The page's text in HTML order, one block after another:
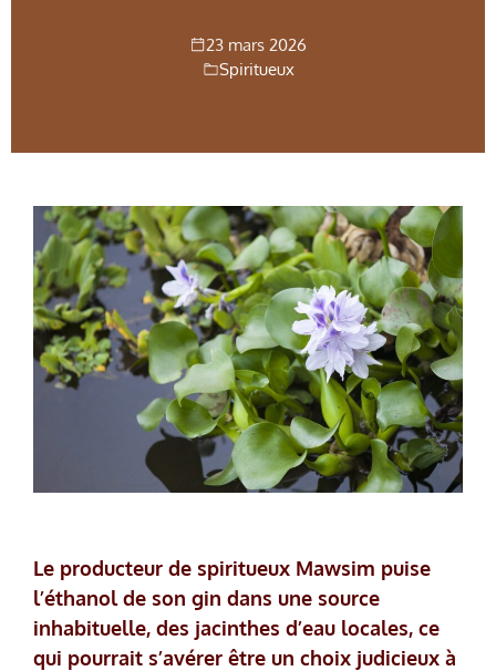
23 mars 2026
Spiritueux
Le producteur de spiritueux Mawsim puise
l’éthanol de son gin dans une source
inhabituelle, des jacinthes d’eau locales, ce
qui pourrait s’avérer être un choix judicieux à